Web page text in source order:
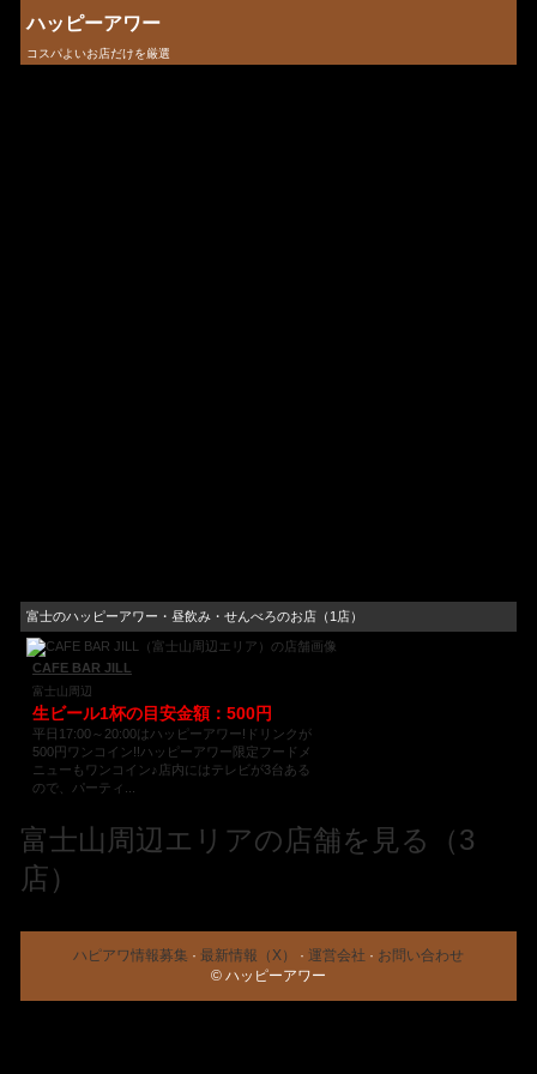
ハッピーアワー
コスパよいお店だけを厳選
富士のハッピーアワー・昼飲み・せんべろのお店（1店）
CAFE BAR JILL
富士山周辺
生ビール1杯の目安金額：500円
平日17:00～20:00はハッピーアワー!ドリンクが
500円ワンコイン!!ハッピーアワー限定フードメ
ニューもワンコイン♪店内にはテレビが3台ある
ので、パーティ...
富士山周辺エリアの店舗を見る（3
店）
ハピアワ情報募集 · 最新情報（X） · 運営会社 · お問い合わせ
© ハッピーアワー